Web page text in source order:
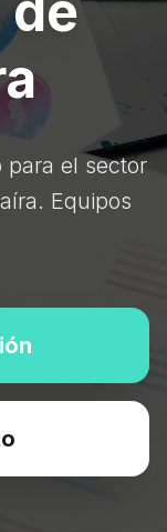
para el sector
Equipos